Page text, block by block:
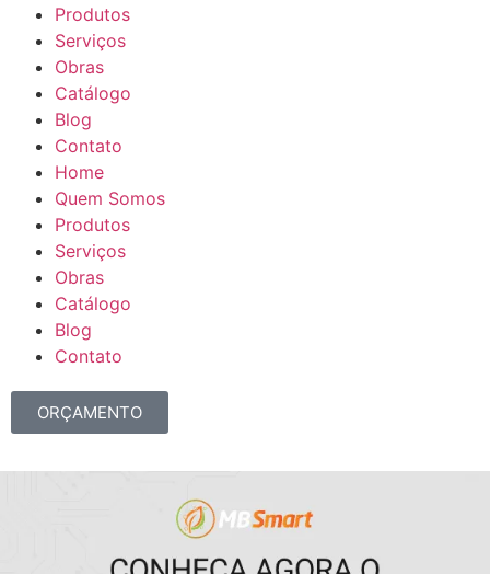
Produtos
Serviços
Obras
Catálogo
Blog
Contato
Home
Quem Somos
Produtos
Serviços
Obras
Catálogo
Blog
Contato
ORÇAMENTO